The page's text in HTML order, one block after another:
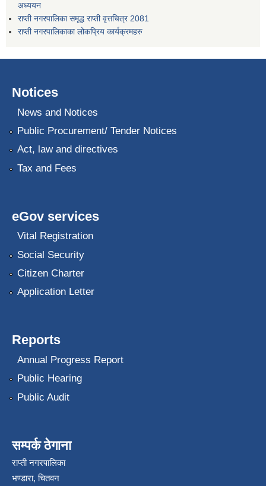
अध्ययन
राप्ती नगरपालिका समृद्ध राप्ती वृत्तचित्र 2081
राप्ती नगरपालिकाका लोकप्रिय कार्यक्रमहरु
Notices
News and Notices
Public Procurement/ Tender Notices
Act, law and directives
Tax and Fees
eGov services
Vital Registration
Social Security
Citizen Charter
Application Letter
Reports
Annual Progress Report
Public Hearing
Public Audit
सम्पर्क ठेगाना
राप्ती नगरपालिका
भण्डारा, चितवन